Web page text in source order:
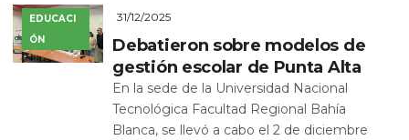
EDUCACI
ÓN
31/12/2025
Debatieron sobre modelos de
gestión escolar de Punta Alta
En la sede de la Universidad Nacional
Tecnológica Facultad Regional Bahía
Blanca, se llevó a cabo el 2 de diciembre